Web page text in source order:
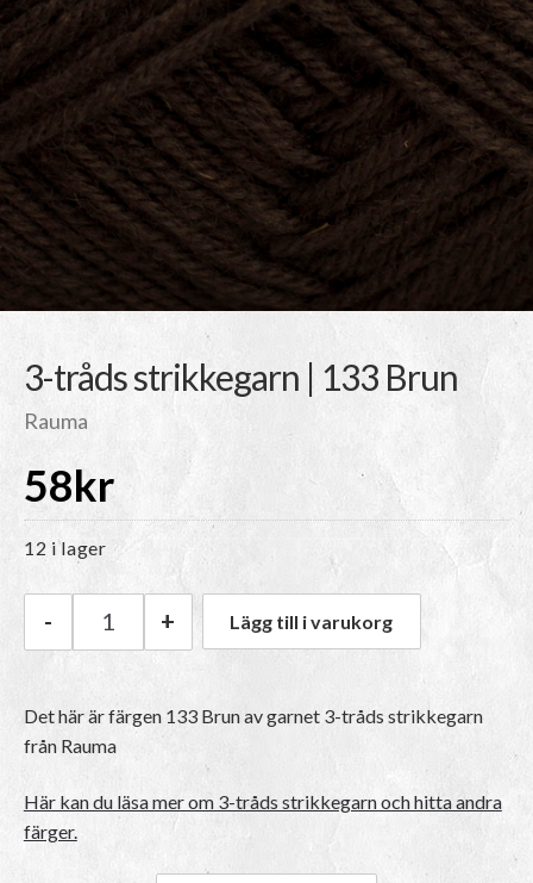
3-tråds strikkegarn | 133 Brun
Rauma
58kr
12 i lager
Rauma 3-tråds strikkegarn | 133 Brun mängd
- + Lägg till i varukorg
Det här är färgen 133 Brunav garnet 3-tråds strikkegarn
från Rauma
Här kan du läsa mer om 3-tråds strikkegarn och hitta andra
färger.